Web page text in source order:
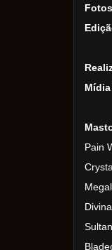
Pain